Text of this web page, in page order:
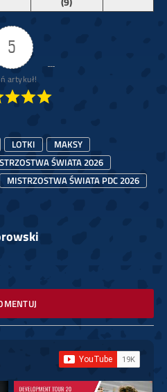
5
artykuł!
LOTKI
MAKSY
ŚWIATA 2026
MISTRZOSTWA ŚWIATA PDC 2026